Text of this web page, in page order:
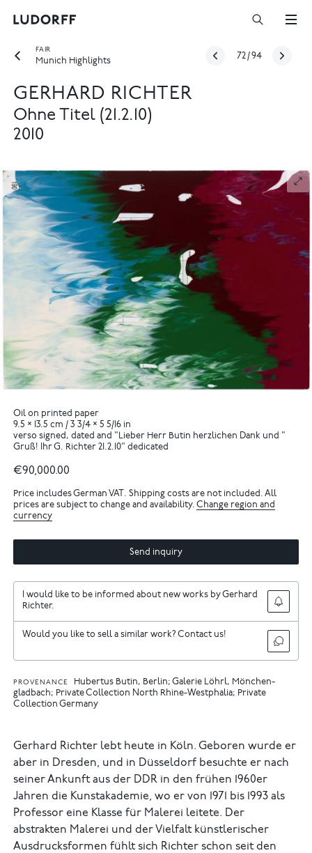
FAIR
Munich Highlights
72 /94
GERHARD RICHTER
Ohne Titel (21.2.10)
2010
Oil on printed paper
9.5 × 13.5 cm / 3 3/4 × 5 5/16 in
verso signed, dated and "Lieber Herr Butin herzlichen Dank und "
Gruß! Ihr G. Richter 21.2.10" dedicated
€90,000.00
Price includes German VAT. Shipping costs are not included. All
prices are subject to change and availability.Change region and
currency
Send inquiry
I would like to be informed about new works by Gerhard
Richter.
Would you like to sell a similar work? Contact us!
PROVENANCE
Hubertus Butin, Berlin; Galerie Löhrl, Mönchen­
gladbach; Private Collection North Rhine-Westphalia; Private
Collection Germany
Gerhard Richter lebt heute in Köln. Geboren wurde er
aber in Dresden, und in Düsseldorf besuchte er nach
seiner Ankunft aus der DDR in den frühen 1960er
Jahren die Kunstakademie, wo er von 1971 bis 1993 als
Professor eine Klasse für Malerei leitete. Der
abstrakten Malerei und der Vielfalt künstlerischer
Ausdrucksformen fühlt sich Richter schon seit den